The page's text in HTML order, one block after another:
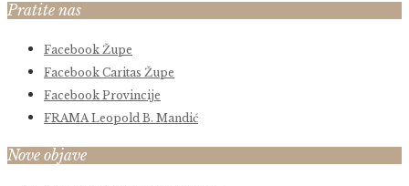
Pratite nas
Facebook Župe
Facebook Caritas Župe
Facebook Provincije
FRAMA Leopold B. Mandić
Nove objave